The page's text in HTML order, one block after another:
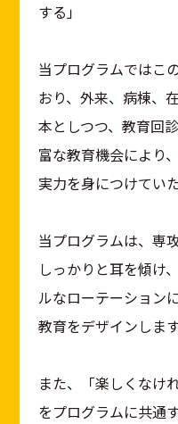
する」
当プログラムではこ
おり、外来、病棟、
本としつつ、教育回
富な教育機会により
実力を身につけてい
当プログラムは、専
しっかりと耳を傾け
ルなローテーション
教育をデザインします
また、「楽しくなけ
をプログラムに共通